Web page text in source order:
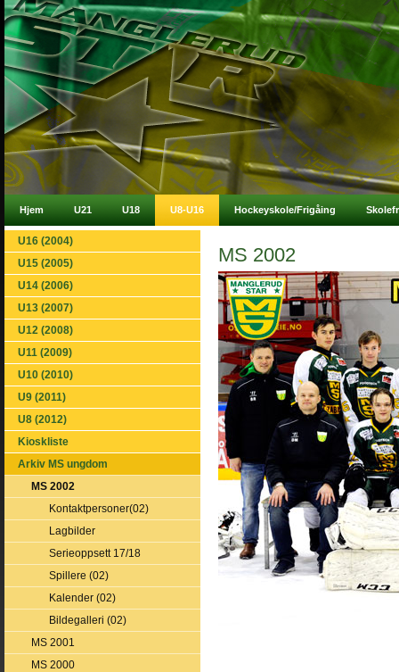
Hjem U21 U18 U8-U16 Hockeyskole/Frigåing
U16 (2004)
U15 (2005)
U14 (2006)
U13 (2007)
U12 (2008)
U11 (2009)
U10 (2010)
U9 (2011)
U8 (2012)
Kioskliste
Arkiv MS ungdom
MS 2002
Kontaktpersoner(02)
Lagbilder
Serieoppsett 17/18
Spillere (02)
Kalender (02)
Bildegalleri (02)
MS 2001
MS 2000
MS 2002